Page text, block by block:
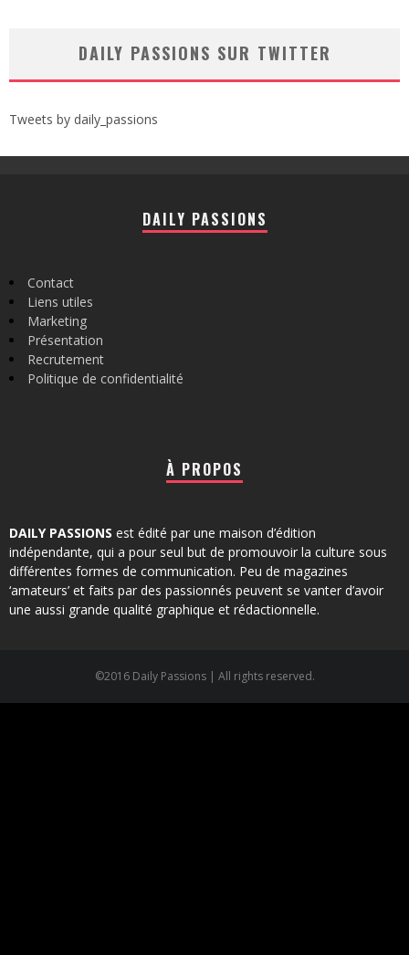
DAILY PASSIONS SUR TWITTER
Tweets by daily_passions
DAILY PASSIONS
Contact
Liens utiles
Marketing
Présentation
Recrutement
Politique de confidentialité
À PROPOS
DAILY PASSIONS est édité par une maison d’édition
indépendante, qui a pour seul but de promouvoir la culture sous
différentes formes de communication. Peu de magazines
‘amateurs’ et faits par des passionnés peuvent se vanter d’avoir
une aussi grande qualité graphique et rédactionnelle.
©2016 Daily Passions | All rights reserved.